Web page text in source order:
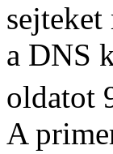
sejteket
a DNS
oldatot
A